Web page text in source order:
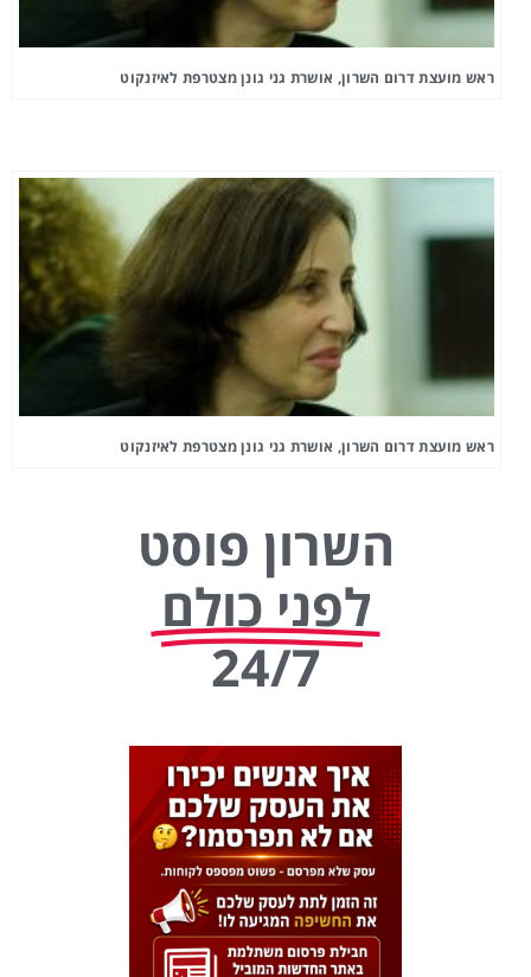
ראש מועצת דרום השרון, אושרת גני גונן מצטרפת לאיזנקוט
ראש מועצת דרום השרון, אושרת גני גונן מצטרפת לאיזנקוט
השרון פוסט
לפני כולם
24/7